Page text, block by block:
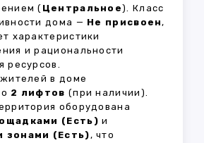
( Центральное). Класс
дома — Не присвоен,
характеристики
и рациональности
ресурсов.
в доме
2 лифтов (при наличии).
оборудована
(Есть) и
зонами (Есть), что